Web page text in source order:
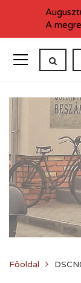
Főoldal
A